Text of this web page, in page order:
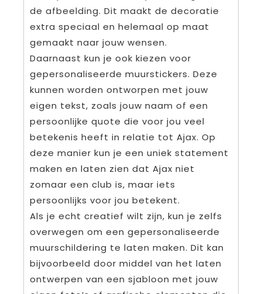
de afbeelding. Dit maakt de decoratie
extra speciaal en helemaal op maat
gemaakt naar jouw wensen.
Daarnaast kun je ook kiezen voor
gepersonaliseerde muurstickers. Deze
kunnen worden ontworpen met jouw
eigen tekst, zoals jouw naam of een
persoonlijke quote die voor jou veel
betekenis heeft in relatie tot Ajax. Op
deze manier kun je een uniek statement
maken en laten zien dat Ajax niet
zomaar een club is, maar iets
persoonlijks voor jou betekent.
Als je echt creatief wilt zijn, kun je zelfs
overwegen om een gepersonaliseerde
muurschildering te laten maken. Dit kan
bijvoorbeeld door middel van het laten
ontwerpen van een sjabloon met jouw